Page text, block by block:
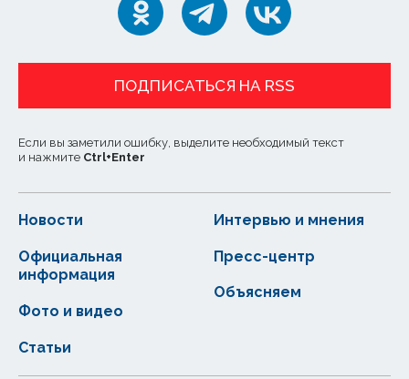
ПОДПИСАТЬСЯ НА RSS
Если вы заметили ошибку, выделите необходимый текст
и нажмите Ctrl+Enter
Новости
Статьи
Официальная
информация
Интервью и мнения
Фото и видео
Пресс-центр
Объясняем